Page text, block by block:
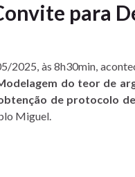
para
2025, às 8h30min,
do teor de
de protocolo de
Miguel.